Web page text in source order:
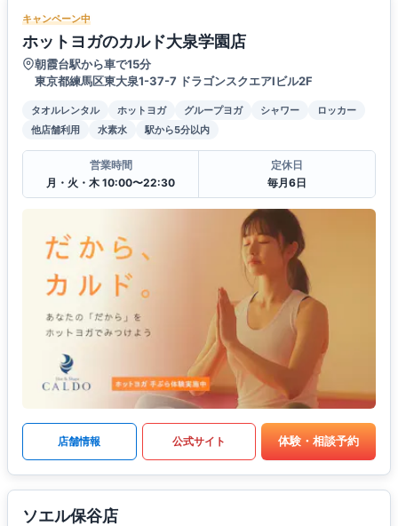
キャンペーン中
ホットヨガのカルド大泉学園店
朝霞台駅から車で15分
東京都練馬区東大泉1-37-7 ドラゴンスクエアⅠビル2F
タオルレンタル ホットヨガ グループヨガ シャワー
ロッカー
他店舗利用
水素水 駅から5分以内
営業時間
月・火・木 10:00〜22:30
定休日
毎月6日
店舗情報 公式サイト 体験・相談予約
ソエル保谷店